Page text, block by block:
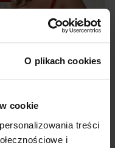
O plikach cookies
cookie
treści
i